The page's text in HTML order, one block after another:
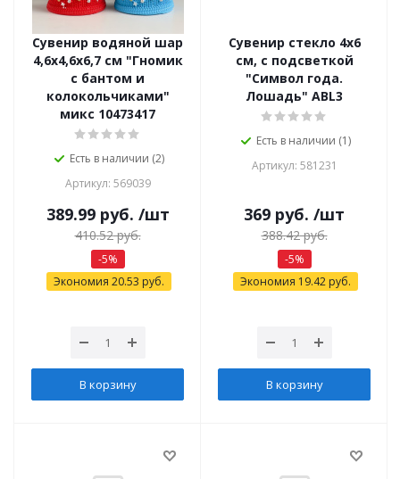
Сувенир водяной шар
4,6х4,6х6,7 см "Гномик
с бантом и
колокольчиками"
микс 10473417
Есть в наличии (2)
Артикул: 569039
389.99руб. /шт
410.52руб.
-5%
Экономия 20.53 руб.
В корзину
Сувенир стекло 4х6
см, с подсветкой
"Символ года.
Лошадь" ABL3
Есть в наличии (1)
Артикул: 581231
369 руб. /шт
388.42руб.
-5%
Экономия 19.42 руб.
В корзину